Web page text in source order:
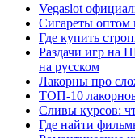
Vegaslot
Сигареты оптом
Где купить
Раздачи игр на
на русском
Лакорны про
ТОП-10
Сливы курсов:
Где найти